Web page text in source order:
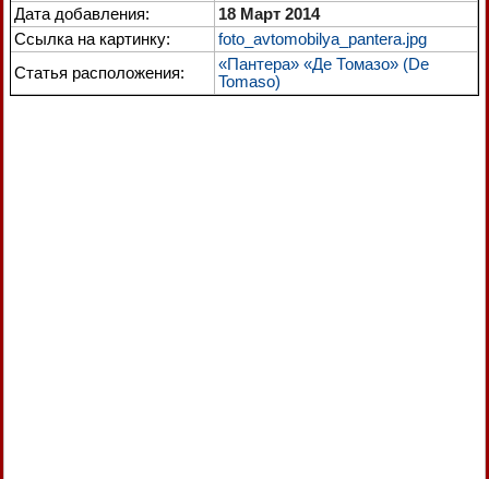
Дата добавления:
18 Март 2014
Ссылка на картинку:
foto_avtomobilya_pantera.jpg
Статья расположения:
«Пантера» «Де Томазо» (De
Tomaso)